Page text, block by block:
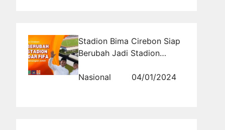
Stadion Bima Cirebon Siap
Berubah Jadi Stadion
Kemenangan AMIN
Nasional 04/01/2024